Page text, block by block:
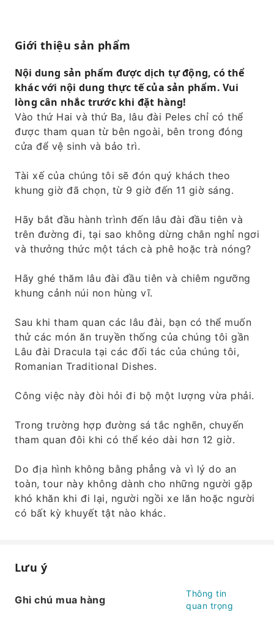
Quay lại điểm đón khách hàng đã chọn tại
Giới thiệu sản phẩm
Nội dung sản phẩm được dịch tự động, có thể
khác với nội dung thực tế của sản phẩm. Vui
lòng cân nhắc trước khi đặt hàng!
Vào thứ Hai và thứ Ba, lâu đài Peles chỉ có thể
được tham quan từ bên ngoài, bên trong đóng
cửa để vệ sinh và bảo trì.
Tài xế của chúng tôi sẽ đón quý khách theo
khung giờ đã chọn, từ 9 giờ đến 11 giờ sáng.
Hãy bắt đầu hành trình đến lâu đài đầu tiên và
trên đường đi, tại sao không dừng chân nghỉ ngơi
và thưởng thức một tách cà phê hoặc trà nóng?
Hãy ghé thăm lâu đài đầu tiên và chiêm ngưỡng
khung cảnh núi non hùng vĩ.
Sau khi tham quan các lâu đài, bạn có thể muốn
thử các món ăn truyền thống của chúng tôi gần
Lâu đài Dracula tại các đối tác của chúng tôi,
Romanian Traditional Dishes.
Công việc này đòi hỏi đi bộ một lượng vừa phải.
Trong trường hợp đường sá tắc nghẽn, chuyến
tham quan đôi khi có thể kéo dài hơn 12 giờ.
Do địa hình không bằng phẳng và vì lý do an
toàn, tour này không dành cho những người gặp
khó khăn khi đi lại, người ngồi xe lăn hoặc người
có bất kỳ khuyết tật nào khác.
Lưu ý
Ghi chú mua hàng
Thông tin
quan trọng